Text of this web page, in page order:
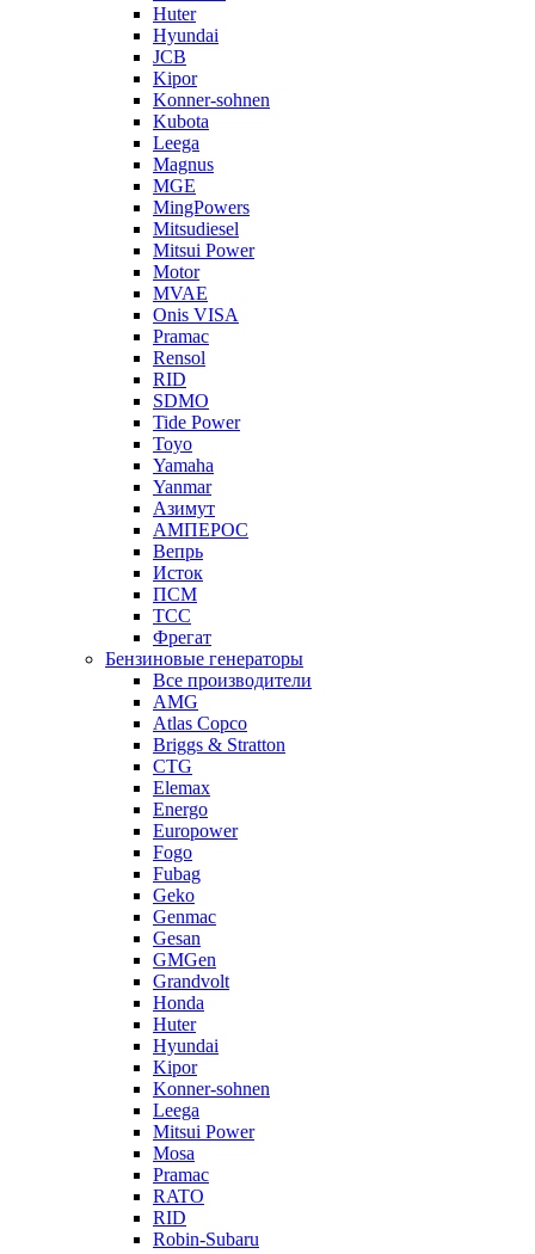
Huter
Hyundai
JCB
Kipor
Konner-sohnen
Kubota
Leega
Magnus
MGE
MingPowers
Mitsudiesel
Mitsui Power
Motor
MVAE
Onis VISA
Pramac
Rensol
RID
SDMO
Tide Power
Toyo
Yamaha
Yanmar
Азимут
АМПЕРОС
Вепрь
Исток
ПСМ
ТСС
Фрегат
Бензиновые генераторы
Все производители
AMG
Atlas Copco
Briggs & Stratton
CTG
Elemax
Energo
Europower
Fogo
Fubag
Geko
Genmac
Gesan
GMGen
Grandvolt
Honda
Huter
Hyundai
Kipor
Konner-sohnen
Leega
Mitsui Power
Mosa
Pramac
RATO
RID
Robin-Subaru